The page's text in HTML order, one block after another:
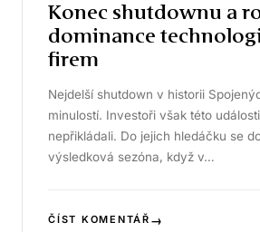
Konec shutdownu a
dominance
firem
Nejdelší shutdown v historii
minulostí. Investoři však této
nepřikládali. Do jejich hledáčku se
výsledková sezóna, když v…
ČÍST KOMENTÁŘ →